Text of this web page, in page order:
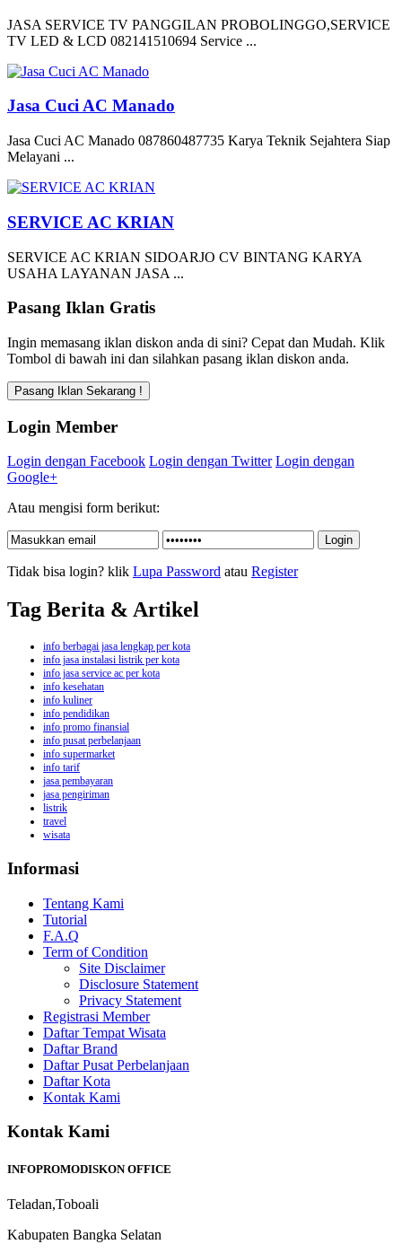
JASA SERVICE TV PANGGILAN PROBOLINGGO,SERVICE
TV LED & LCD 082141510694 Service ...
Jasa Cuci AC Manado
Jasa Cuci AC Manado 087860487735 Karya Teknik Sejahtera Siap
Melayani ...
SERVICE AC KRIAN
SERVICE AC KRIAN SIDOARJO CV BINTANG KARYA
USAHA LAYANAN JASA ...
Pasang Iklan Gratis
Ingin memasang iklan diskon anda di sini? Cepat dan Mudah. Klik
Tombol di bawah ini dan silahkan pasang iklan diskon anda.
Login Member
Login dengan Facebook Login dengan Twitter Login dengan
Google+
Atau mengisi form berikut:
Tidak bisa login? klik Lupa Password atau Register
Tag Berita & Artikel
info berbagai jasa lengkap per kota
info jasa instalasi listrik per kota
info jasa service ac per kota
info kesehatan
info kuliner
info pendidikan
info promo finansial
info pusat perbelanjaan
info supermarket
info tarif
jasa pembayaran
jasa pengiriman
listrik
travel
wisata
Informasi
Tentang Kami
Tutorial
F.A.Q
Term of Condition
Site Disclaimer
Disclosure Statement
Privacy Statement
Registrasi Member
Daftar Tempat Wisata
Daftar Brand
Daftar Pusat Perbelanjaan
Daftar Kota
Kontak Kami
Kontak Kami
INFOPROMODISKON OFFICE
Teladan,Toboali
Kabupaten Bangka Selatan